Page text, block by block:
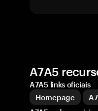
A7A5
A7A5 links oficiais
Homepage